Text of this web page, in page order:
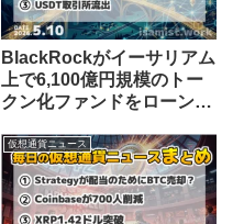
BlackRockがイーサリアム
上で6,100億円規模のトー
クン化ファンドをローンチ
が頓挫【仮想通貨ニュース
5/10】
仮想通貨ニュース